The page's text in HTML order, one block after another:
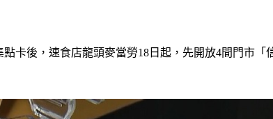
卡後，速食店龍頭麥當勞18日起，先開放4間門市